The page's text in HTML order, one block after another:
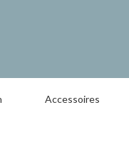
Accessoires